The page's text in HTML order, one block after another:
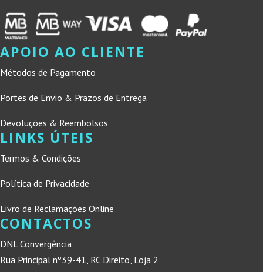
APOIO AO CLIENTE
Métodos de Pagamento
Portes de Envio & Prazos de Entrega
Devoluções & Reembolsos
LINKS ÚTEIS
Termos & Condições
Política de Privacidade
Livro de Reclamações Online
CONTACTOS
DNL Convergência
Rua Principal nº39-41, RC Direito, Loja 2